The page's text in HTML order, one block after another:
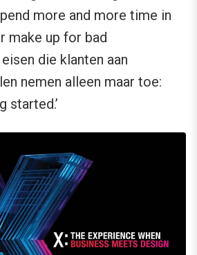
more and more time in
make up for bad
die klanten aan
nemen alleen maar toe:
started.’